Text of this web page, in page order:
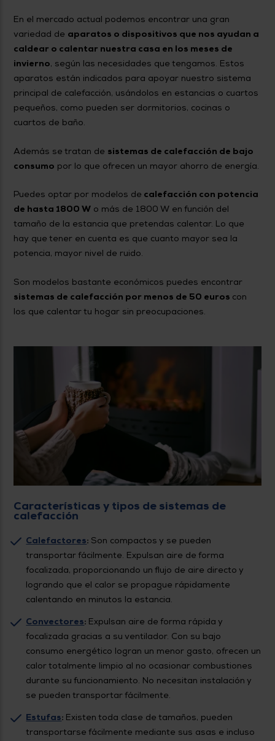
En el mercado actual podemos encontrar una gran
variedad de aparatos o dispositivos que nos ayudan a
caldear o calentar nuestra casa en los meses de
invierno, según las necesidades que tengamos. Estos
aparatos están indicados para apoyar nuestro sistema
principal de calefacción, usándolos en estancias o cuartos
pequeños, como pueden ser dormitorios, cocinas o
cuartos de baño.
Además se tratan de sistemas de calefacción de bajo
consumo por lo que ofrecen un mayor ahorro de energía.
Puedes optar por modelos de calefacción con potencia
de hasta 1800 W o más de 1800 W en función del
tamaño de la estancia que pretendas calentar. Lo que
hay que tener en cuenta es que cuanto mayor sea la
potencia, mayor nivel de ruido.
Son modelos bastante económicos puedes encontrar
sistemas de calefacción por menos de 50 euros con
los que calentar tu hogar sin preocupaciones.
Características y tipos de sistemas de
calefacción
Calefactores: Son compactos y se pueden
transportar fácilmente. Expulsan aire de forma
focalizada, proporcionando un flujo de aire directo y
logrando que el calor se propague rápidamente
calentando en minutos la estancia.
Convectores: Expulsan aire de forma rápida y
focalizada gracias a su ventilador. Con su bajo
consumo energético logran un menor gasto, ofrecen un
calor totalmente limpio al no ocasionar combustiones
durante su funcionamiento. No necesitan instalación y
se pueden transportar fácilmente.
Estufas: Existen toda clase de tamaños, pueden
transportarse fácilmente mediante sus asas e incluso